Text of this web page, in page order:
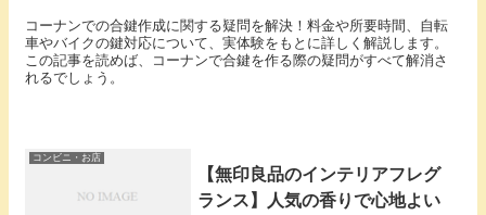
コーナンでの合鍵作成に関する疑問を解決！料金や所要時間、自転
車やバイクの鍵対応について、実体験をもとに詳しく解説します。
この記事を読めば、コーナンで合鍵を作る際の疑問がすべて解消さ
れるでしょう。
コンビニ・お店
【無印良品のインテリアフレグ
ランス】人気の香りで心地よい